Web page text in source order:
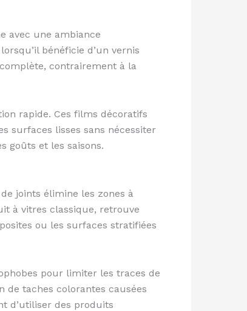
avec une ambiance
bénéficie d’un vernis
contrairement à la
rapide. Ces films décoratifs
surfaces lisses sans nécessiter
goûts et les saisons.
joints élimine les zones à
à vitres classique, retrouve
ou les surfaces stratifiées
pour limiter les traces de
taches colorantes causées
d’utiliser des produits